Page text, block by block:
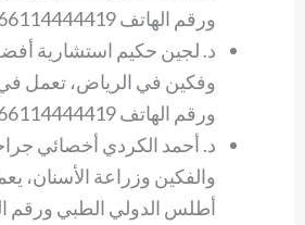
ورقم الهاتف 966114444419+.
د. لجين حكيم استشارية
وفكين في الرياض، تعمل
ورقم الهاتف 966114444419+.
د. أحمد الكردي أخصائي
والفكين وزراعة الأسنان،
أطلس الدولي الطبي ورقم